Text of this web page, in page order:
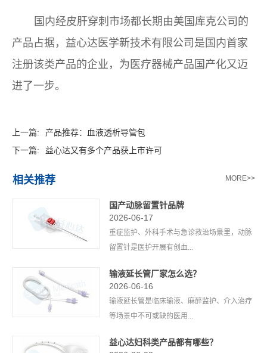
国内经皮肝穿刺市场都长期由美国库克公司的
产品占据，益心达医学新技术有限公司是国内首家
注册该类产品的企业，为医疗器械产品国产化又迈
进了一步。
上一篇:
产品推荐：血液透析导管包
下一篇:
益心达又有多个产品获上市许可
相关推荐 MORE>>
国产动脉留置针品牌
2026-06-17
重症监护、外科手术与急诊救治场景里，动脉
留置针是医护开展有创血...
输液延长管厂家怎么选？
2026-06-16
输液延长管是临床输液、麻醉监护、介入治疗
等场景中不可或缺的医用...
益心达妇科类产品都有哪些？